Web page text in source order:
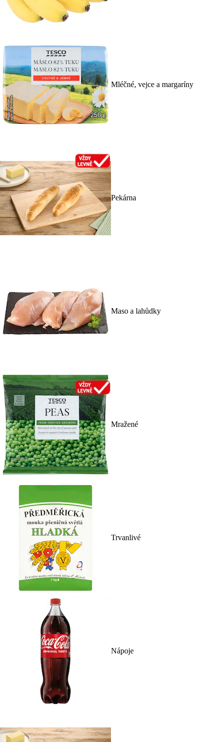
Mléčné, vejce a margaríny
Pekárna
Maso a lahůdky
Mražené
Trvanlivé
Nápoje